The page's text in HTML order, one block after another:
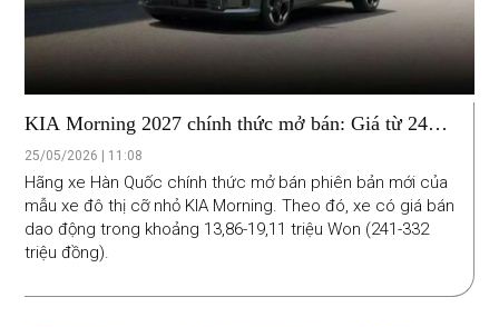
KIA Morning 2027 chính thức mở bán: Giá từ 241
triệu đồng, bổ sung túi khí và màu nội thất mới
25/05/2026 | 11:08
Hãng xe Hàn Quốc chính thức mở bán phiên bản mới của
mẫu xe đô thị cỡ nhỏ KIA Morning. Theo đó, xe có giá bán
dao động trong khoảng 13,86-19,11 triệu Won (241-332
triệu đồng).